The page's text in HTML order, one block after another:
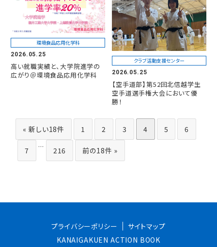
2026.05.25
環境食品応用化学科
高い就職実績と、大学院進学の
広がり＠環境食品応用化学科
2026.05.25
クラブ活動支援センター
【空手道部】第52回北信越学生
空手道選手権大会において優
勝！
« 新しい18件 1 2 3 4 5 6
7
...
216 前の18件 »
プライバシーポリシー
サイトマップ
KANAIGAKUEN ACTION BOOK